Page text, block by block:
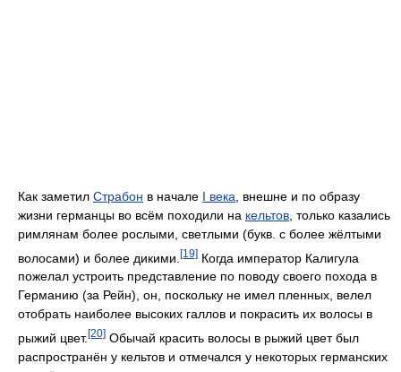
Как заметил Страбон в начале I века , внешне и по образу
жизни германцы во всём походили на кельтов , только казались
римлянам более рослыми, светлыми (букв. с более жёлтыми
волосами) и более дикими. [19] Когда император Калигула
пожелал устроить представление по поводу своего похода в
Германию (за Рейн), он, поскольку не имел пленных, велел
отобрать наиболее высоких галлов и покрасить их волосы в
рыжий цвет. [20] Обычай красить волосы в рыжий цвет был
распространён у кельтов и отмечался у некоторых германских